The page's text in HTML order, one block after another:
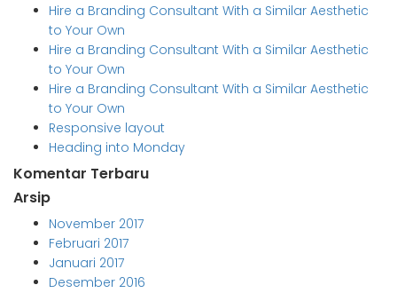
Hire a Branding Consultant With a Similar Aesthetic
to Your Own
Hire a Branding Consultant With a Similar Aesthetic
to Your Own
Hire a Branding Consultant With a Similar Aesthetic
to Your Own
Responsive layout
Heading into Monday
Komentar Terbaru
Arsip
November 2017
Februari 2017
Januari 2017
Desember 2016